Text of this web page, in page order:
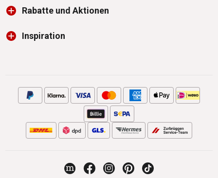
Rabatte und Aktionen
Inspiration